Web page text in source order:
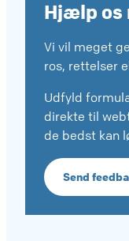
Hjælp os
Vi vil meget
ros, rettelser
Udfyld
direkte til
de bedst kan
Send